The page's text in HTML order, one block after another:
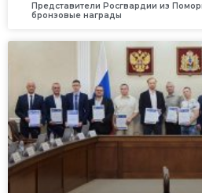
Представители Росгвардии из
бронзовые награды